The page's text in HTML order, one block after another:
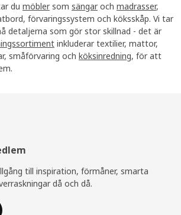
du möbler som sängar och madrasser,
förvaringssystem och köksskåp. Vi tar
detaljerna som gör stor skillnad - det är
inkluderar textilier, mattor,
småförvaring och köksinredning, för att
till inspiration, förmåner, smarta
då och då.